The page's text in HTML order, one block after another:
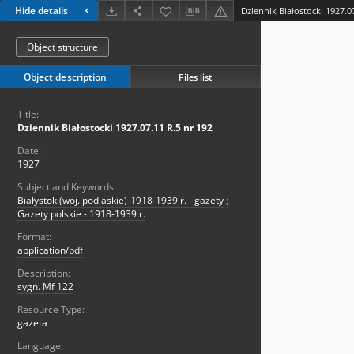
Hide details Dziennik Białostocki
Object structure
Object description Files list
Title:
Dziennik Białostocki 1927.07.11 R.5 nr 192
Date:
1927
Subject and Keywords:
Białystok (woj. podlaskie)-1918-1939 r. - gazety ;
Gazety polskie - 1918-1939 r.
Format:
application/pdf
Description:
sygn. Mf 122
Resource Type:
gazeta
Language: